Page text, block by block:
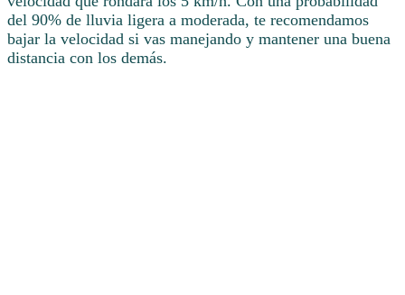
del 90% de lluvia ligera a moderada, te recomendamos
bajar la velocidad si vas manejando y mantener una buena
distancia con los demás.